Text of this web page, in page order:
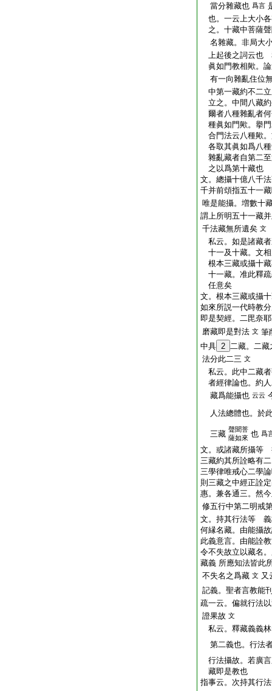
當分雜藏也 爲言
也。一云上大小
之。十藏中菩薩
名雜藏。非局大
上起後之詞云也
眞如門教相歟。
有一向雜亂住位
中第一藏約不二
立之。中間八藏
爾者八種雜亂者
種眞如門歟。擧
合門法云八種歟
各取其眞如爲八
雜亂藏者自第二
之以爲第十藏也
文。總攝十億八千
千并前頌指五十一
唯是能攝。増數十
謂上所明五十一藏
千法藏無所遺矣 文
私云。如是諸藏
十一及十藏。文
根本三藏或攝十
十一藏。准此釋
任意矣
文。根本三藏或攝
如來所説一代時教
即是契經。二毘奈
磨藏即是對法 文 筆
中具 2 二藏。二藏
法分此二三 文
私云。此中二藏
者經律論也。約
藏爲能攝也 云云
人法總體也。於
三藏 聲聞菩
薩如來 也 爲
文。或諸藏所攝等
三藏約其所詮略有
三學律唯戒心二學
則三藏之中經正詮
惠。兼各通三。然
修五行中第二明戒
文。持其行法等 義
何縁名藏。由能攝
此義意言。由能詮
令不失故立以藏名
藏義 所應知法皆此
不失名之爲藏 文 又
記義。聖者言教能
疏一云。偏就行法
證果故 文
私云。釋藏義義
第二義也。行法
行法攝故。若廣
藏即是教也
指事云。次持其行